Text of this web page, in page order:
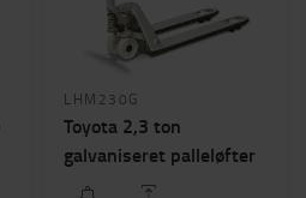
LHM230G
Toyota 2,3 ton
galvaniseret palleløfter